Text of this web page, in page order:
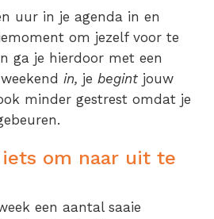
uur in je agenda in en
om jezelf voor te
ga je hierdoor met een
in, je begint jouw
minder gestrest omdat je
om naar uit te
een aantal saaie